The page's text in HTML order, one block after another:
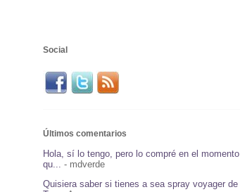
Social
Últimos comentarios
Hola, sí lo tengo, pero lo compré en el momento
qu...
- mdverde
Quisiera saber si tienes a sea spray voyager de